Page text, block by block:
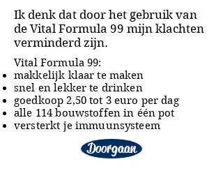
Ik denk dat door het gebruik van
de Vital Formula 99 mijn klachten
verminderd zijn.
Vital Formula 99:
makkelijk klaar te maken
snel en lekker te drinken
goedkoop 2,50 tot 3 euro per dag
alle 114 bouwstoffen in één pot
versterkt je immuunsysteem
Doorgaan